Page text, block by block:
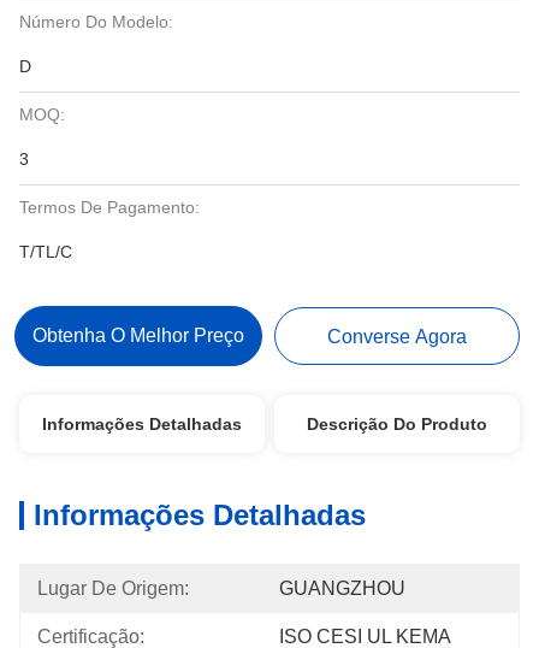
Número Do Modelo:
D
MOQ:
3
Termos De Pagamento:
T/TL/C
Obtenha O Melhor Preço Converse Agora
Informações Detalhadas Descrição Do Produto
Informações Detalhadas
Lugar De Origem: GUANGZHOU
Certificação: ISO CESI UL KEMA